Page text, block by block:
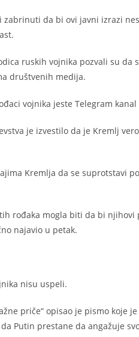
zabrinuti da bi ovi javni izrazi
ruskih vojnika pozvali su
društvenih medija.
vojnika jeste Telegram kanal
je izvestilo da je Kremlj
Kremlja da se suprotstavi
rođaka mogla biti da bi
najavio u petak.
nisu uspeli.
priče“ opisao je pismo koje
Putin prestane da angažuje